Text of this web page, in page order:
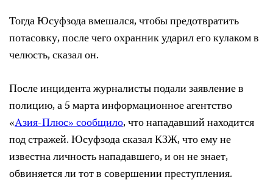
Тогда Юсуфзода вмешался, чтобы предотвратить
потасовку, после чего охранник ударил его кулаком в
челюсть, сказал он.
После инцидента журналисты подали заявление в
полицию, а 5 марта информационное агентство
«Aзия-Плюс» сообщило, что нападавший находится
под стражей. Юсуфзода сказал КЗЖ, что ему не
известна личность нападавшего, и он не знает,
обвиняется ли тот в совершении преступления.